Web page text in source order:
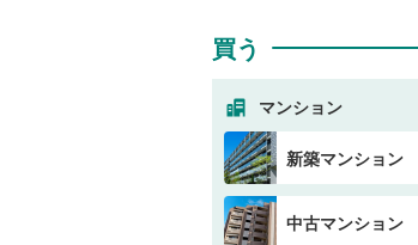
買う
マンション
新築マンション
中古マンション